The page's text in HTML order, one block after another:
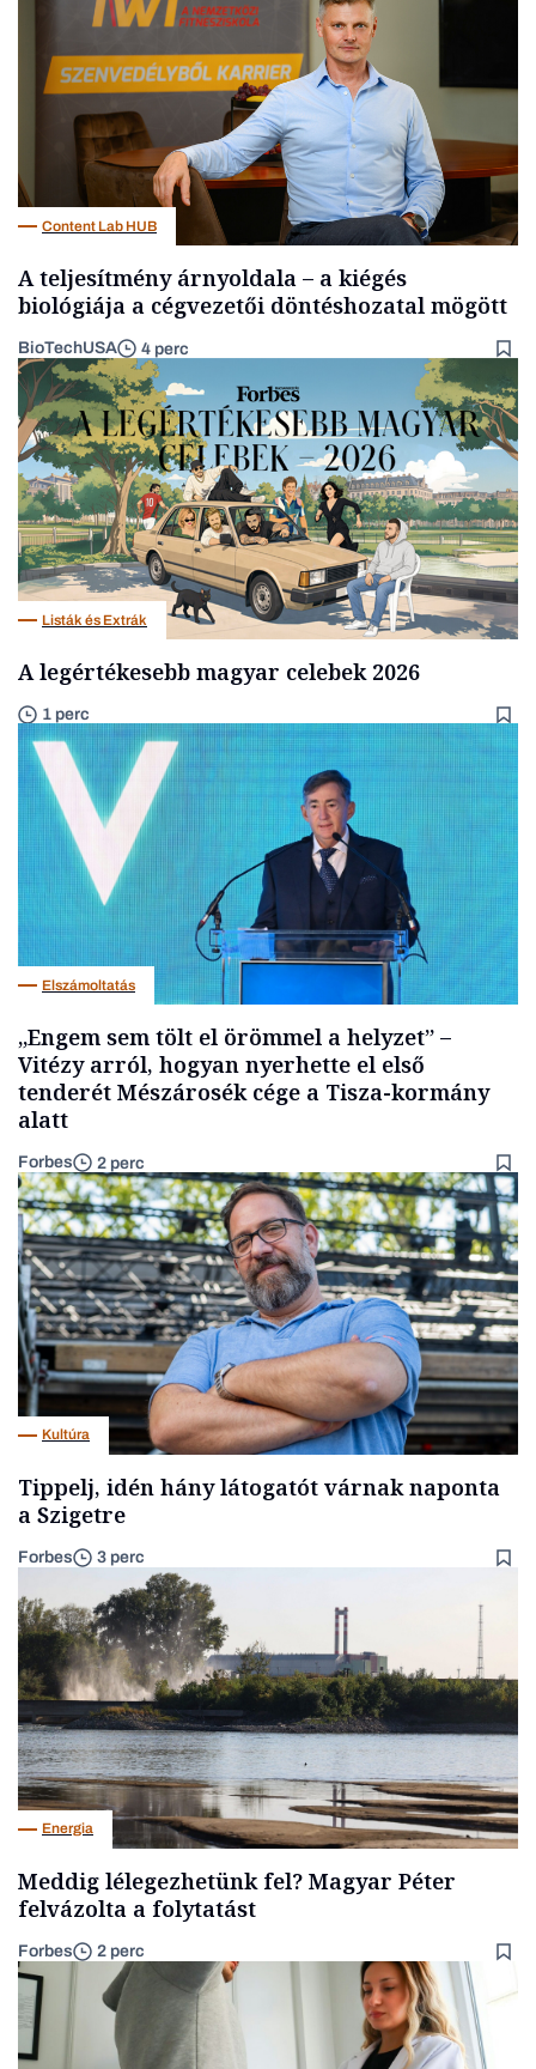
Content Lab HUB
A teljesítmény árnyoldala – a kiégés
biológiája a cégvezetői döntéshozatal mögött
BioTechUSA 4 perc
Listák és Extrák
A legértékesebb magyar celebek 2026
1 perc
Elszámoltatás
„Engem sem tölt el örömmel a helyzet” –
Vitézy arról, hogyan nyerhette el első
tenderét Mészárosék cége a Tisza-kormány
alatt
Forbes 2 perc
Kultúra
Tippelj, idén hány látogatót várnak naponta
a Szigetre
Forbes 3 perc
Energia
Meddig lélegezhetünk fel? Magyar Péter
felvázolta a folytatást
Forbes 2 perc